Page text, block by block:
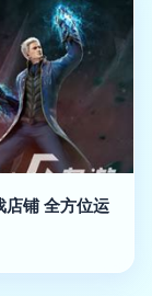
店铺 全方位运